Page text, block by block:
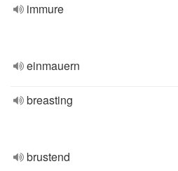
immure
einmauern
breasting
brustend